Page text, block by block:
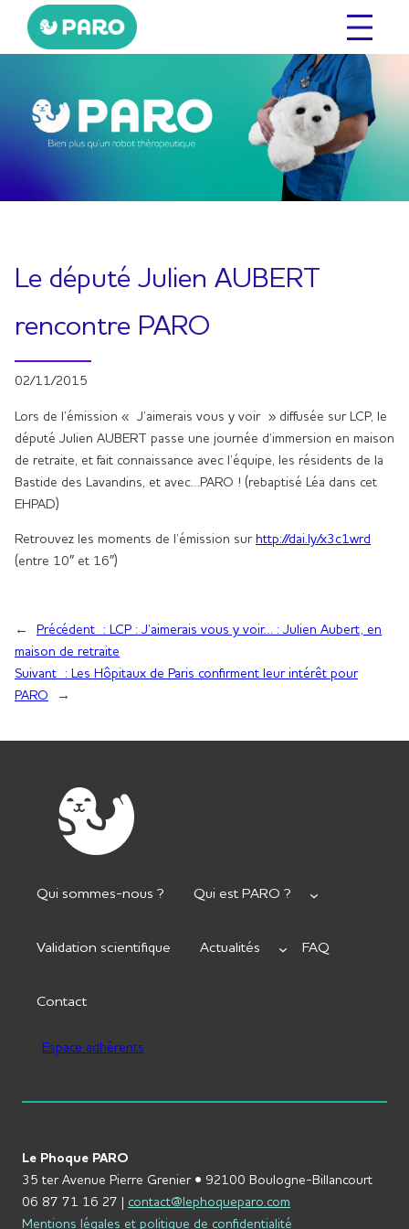
contenu
Le député Julien AUBERT
rencontre PARO
02/11/2015
Lors de l’émission « J’aimerais vous y voir » diffusée sur LCP, le
député Julien AUBERT passe une journée d’immersion en maison
de retraite, et fait connaissance avec l’équipe, les résidents de la
Bastide des Lavandins, et avec…PARO ! (rebaptisé Léa dans cet
EHPAD)
Retrouvez les moments de l’émission sur http://dai.ly/x3c1wrd
(entre 10″ et 16″)
← Précédent : LCP : J’aimerais vous y voir… : Julien Aubert, en
maison de retraite
Suivant : Les Hôpitaux de Paris confirment leur intérêt pour
PARO
→
Qui sommes-nous ? Qui est PARO ?
Validation scientifique Actualités FAQ
Contact
Espace adhérents
Le Phoque PARO
35 ter Avenue Pierre Grenier • 92100 Boulogne-Billancourt
06 87 71 16 27 | contact@lephoqueparo.com
Mentions légales et politique de confidentialité